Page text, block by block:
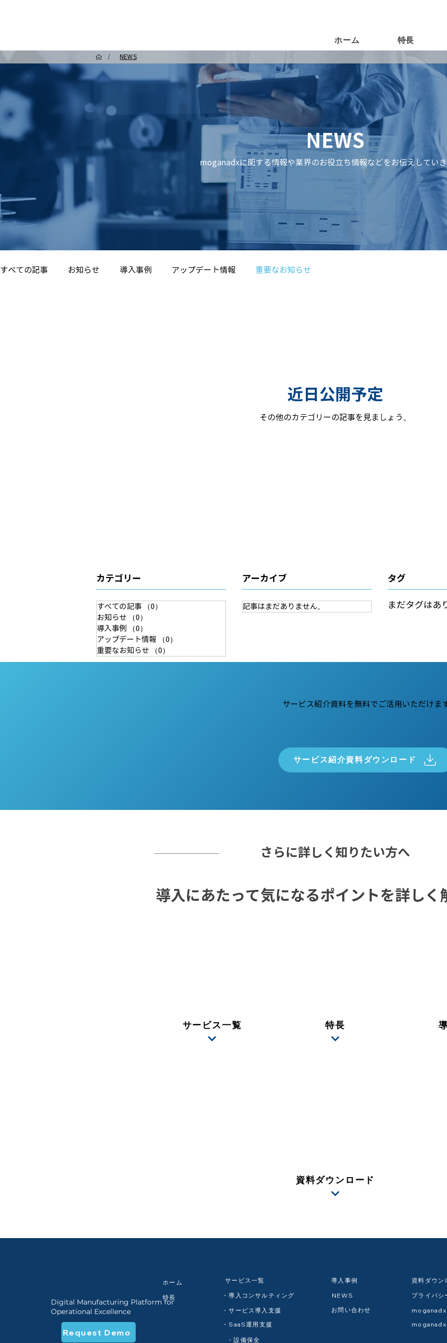
ホーム 特長
/ NEWS
NEWS
moganadxに関する情報や業界のお役立ち情報などをお伝えしてい
すべての記事 お知らせ 導入事例 アップデート情報 重要なお知らせ
近日公開予定
その他のカテゴリーの記事を見ましょう。
カテゴリー
すべての記事 （0）
お知らせ
（0）
導入事例
（0）
アップデート情報
（0）
重要なお知らせ
（0）
アーカイブ
記事はまだありません。
タグ
まだタグはあ
サービス紹介資料を無料でご活用いただけま
サービス紹介資料ダウンロード
さらに詳しく知りたい方へ
導入にあたって気になるポイントを詳しく
サービス一覧 特長
資料ダウンロード
Digital Manufacturing Platform for
Operational Excellence
Request Demo
ホーム
特長
サービス一覧
・導入コンサルティング
・サービス導入支援
・SaaS運用支援
導入事例
NEWS
お問い合わせ
資料ダウン
プライバシ
moganadx
moganadx
・設備保全